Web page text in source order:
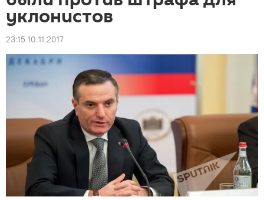
уклонистов
23:15 10.11.2017